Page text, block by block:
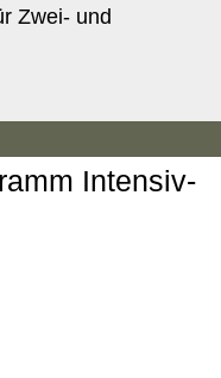
Zwei- und